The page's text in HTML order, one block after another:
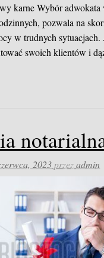
karneWybór adwokata
pozwala na
w trudnych
swoich klientów i
2023 przezadmin